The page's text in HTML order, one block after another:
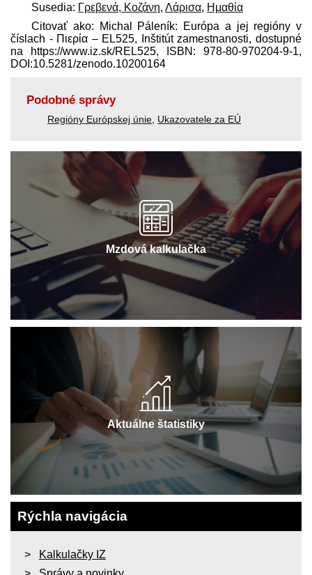
Susedia: Γρεβενά, Κοζάνη, Λάρισα, Ημαθία
Citovať ako: Michal Páleník: Európa a jej regióny v
číslach - Πιερία – EL525, Inštitút zamestnanosti, dostupné
na https://www.iz.sk/​REL525, ISBN: 978-80-970204-9-1,
DOI:10.5281/zenodo.10200164
Podobné správy
Regióny Európskej únie Ukazovatele za EÚ
Mzdová kalkulačka
Aktuálne štatistiky
Rýchla navigácia
Kalkulačky IZ